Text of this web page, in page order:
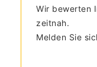
Wir bewerten
zeitnah.
Melden Sie